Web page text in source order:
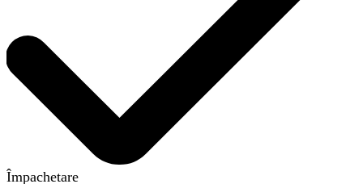
Împachetare